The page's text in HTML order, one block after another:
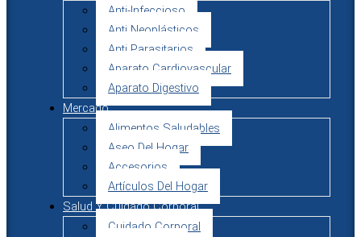
Anti-Infeccioso
Anti Neoplásticos
Anti Parasitarios
Aparato Cardiovascular
Aparato Digestivo
Mercado
Alimentos Saludables
Aseo Del Hogar
Accesorios
Artículos Del Hogar
Salud Y Cuidado Corporal
Cuidado Corporal